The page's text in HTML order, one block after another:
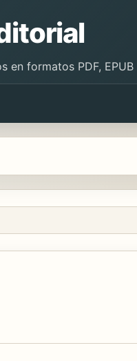
en formatos PDF, EPUB